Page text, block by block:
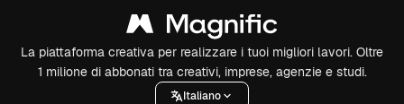
La piattaforma creativa per realizzare i tuoi migliori lavori. Oltre
1 milione di abbonati tra creativi, imprese, agenzie e studi.
Italiano